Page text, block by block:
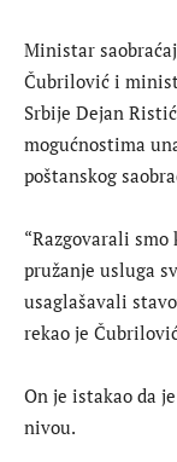
Ministar
Čubrilović i
Srbije Dejan
mogućnostima
poštanskog
“Razgovarali
pružanje usluga
usaglašavali
rekao je
On je istakao da
nivou.